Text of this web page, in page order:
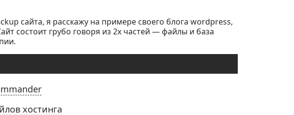
сайта, я расскажу на примере своего блога wordpress,
состоит грубо говоря из 2х частей — файлы и база
хостинга